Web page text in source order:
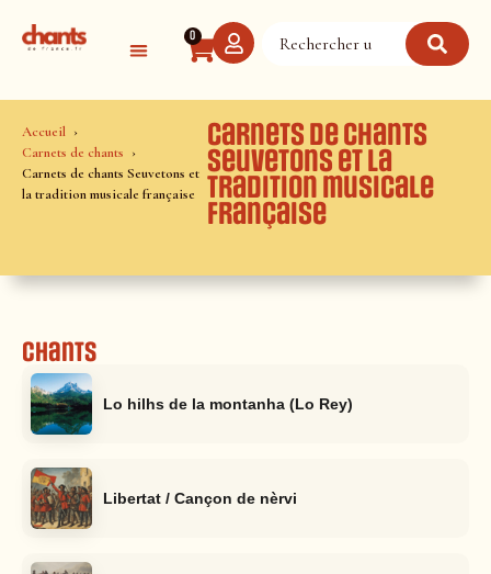
0
Accueil
Carnets de chants
Carnets de chants Seuvetons et
la tradition musicale française
Carnets de chants
Seuvetons et la
tradition musicale
française
Chants
Lo hilhs de la montanha (Lo Rey)
Libertat / Cançon de nèrvi